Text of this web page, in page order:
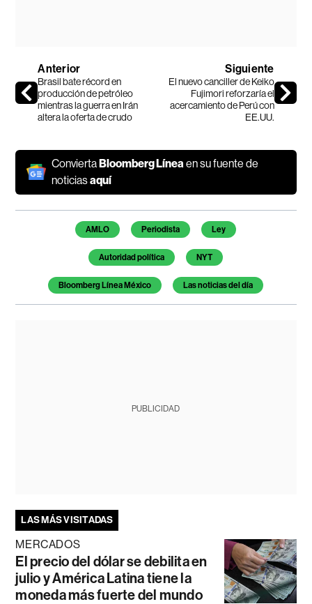
Anterior
Brasil bate récord en
producción de petróleo
mientras la guerra en Irán
altera la oferta de crudo
Siguiente
El nuevo canciller de Keiko
Fujimori reforzaría el
acercamiento de Perú con
EE.UU.
ConviertaBloomberg Línea en su fuente de
noticiasaquí
Temas de este artículo
AMLO Periodista Ley
Autoridad política NYT
Bloomberg Línea México Las noticias del día
PUBLICIDAD
LAS MÁS VISITADAS
MERCADOS
El precio del dólar se debilita en
julio y América Latina tiene la
moneda más fuerte del mundo